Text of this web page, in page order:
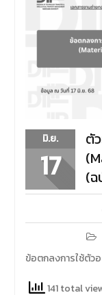
มิ.ย.
17
ตั
(ฉ
ข้อตกลงการใช้ตัว
141 total